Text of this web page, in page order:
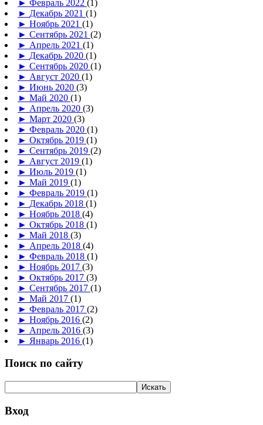
► Февраль 2022 (1)
► Декабрь 2021 (1)
► Ноябрь 2021 (1)
► Сентябрь 2021 (2)
► Апрель 2021 (1)
► Декабрь 2020 (1)
► Сентябрь 2020 (1)
► Август 2020 (1)
► Июнь 2020 (3)
► Май 2020 (1)
► Апрель 2020 (3)
► Март 2020 (3)
► Февраль 2020 (1)
► Октябрь 2019 (1)
► Сентябрь 2019 (2)
► Август 2019 (1)
► Июль 2019 (1)
► Май 2019 (1)
► Февраль 2019 (1)
► Декабрь 2018 (1)
► Ноябрь 2018 (4)
► Октябрь 2018 (1)
► Май 2018 (3)
► Апрель 2018 (4)
► Февраль 2018 (1)
► Ноябрь 2017 (3)
► Октябрь 2017 (3)
► Сентябрь 2017 (1)
► Май 2017 (1)
► Февраль 2017 (2)
► Ноябрь 2016 (2)
► Апрель 2016 (3)
► Январь 2016 (1)
Поиск по сайту
Вход